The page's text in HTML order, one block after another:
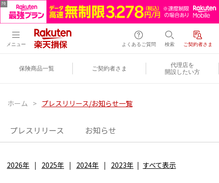
メニュー よくあるご質問 検索 ご契約者さま
保険商品一覧 ご契約者さま
代理店を
開設したい方
ホーム > プレスリリース/お知らせ一覧
プレスリリース お知らせ
2026年 2025年 2024年 2023年 すべて表示